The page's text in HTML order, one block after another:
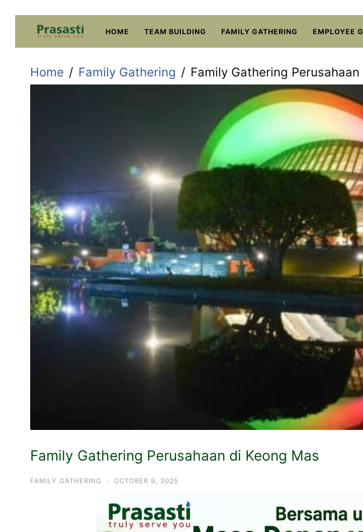
content
HOME TEAM BUILDING FAMILY GATHERING EMPLOYEE
Home Family Gathering Family Gathering
Family Gathering Perusahaan di Keong Mas
FAMILY GATHERING · OCTOBER 9, 2025